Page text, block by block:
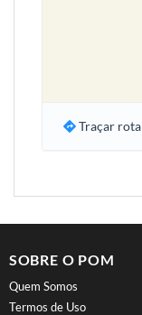
Traçar rota
SOBRE O POM
Quem Somos
Termos de Uso